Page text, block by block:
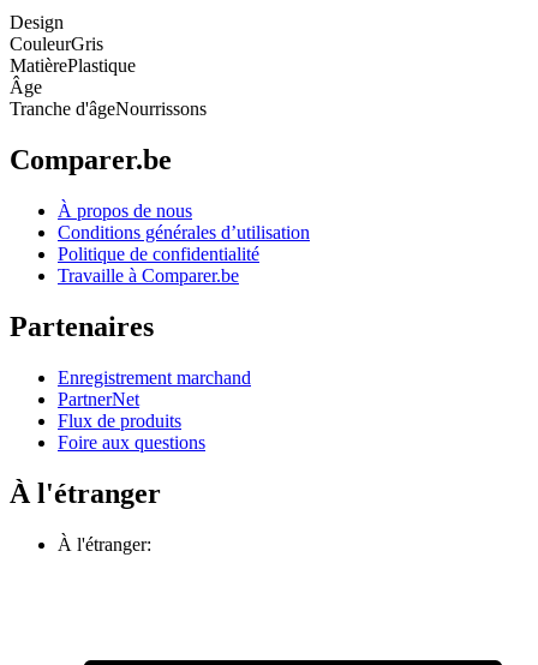
Design
CouleurGris
MatièrePlastique
Âge
Tranche d'âgeNourrissons
Comparer.be
À propos de nous
Conditions générales d’utilisation
Politique de confidentialité
Travaille à Comparer.be
Partenaires
Enregistrement marchand
PartnerNet
Flux de produits
Foire aux questions
À l'étranger
À l'étranger: